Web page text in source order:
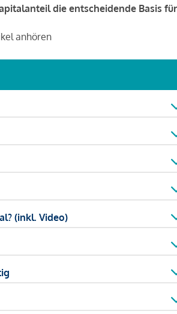
die entscheidende Basis
anhören
(inkl. Video)